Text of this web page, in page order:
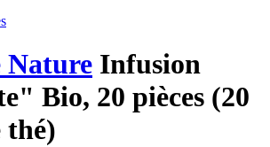
Nature Infusion
Bio, 20 pièces (20
thé)